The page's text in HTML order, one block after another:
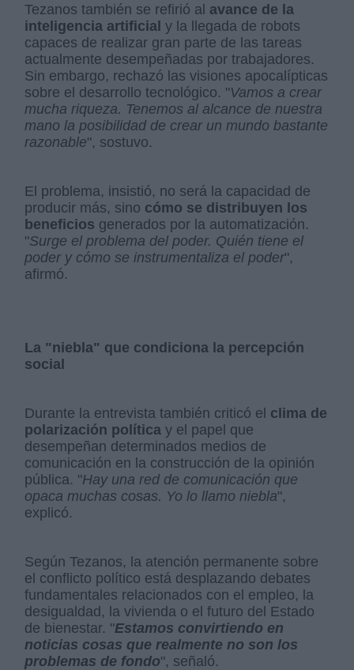
Tezanos también se refirió al avance de la
inteligencia artificial y la llegada de robots
capaces de realizar gran parte de las tareas
actualmente desempeñadas por trabajadores.
Sin embargo, rechazó las visiones apocalípticas
sobre el desarrollo tecnológico. "Vamos a crear
mucha riqueza. Tenemos al alcance de nuestra
mano la posibilidad de crear un mundo bastante
razonable", sostuvo.
El problema, insistió, no será la capacidad de
producir más, sino cómo se distribuyen los
beneficios generados por la automatización.
"Surge el problema del poder. Quién tiene el
poder y cómo se instrumentaliza el poder",
afirmó.
La "niebla" que condiciona la percepción
social
Durante la entrevista también criticó el clima de
polarización política y el papel que
desempeñan determinados medios de
comunicación en la construcción de la opinión
pública. "Hay una red de comunicación que
opaca muchas cosas. Yo lo llamo niebla",
explicó.
Según Tezanos, la atención permanente sobre
el conflicto político está desplazando debates
fundamentales relacionados con el empleo, la
desigualdad, la vivienda o el futuro del Estado
de bienestar. "Estamos convirtiendo en
noticias cosas que realmente no son los
problemas de fondo", señaló.